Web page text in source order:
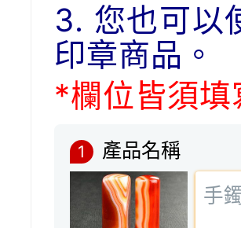
3. 您也可以
印章商品。
*欄位皆須填
1 產品名稱